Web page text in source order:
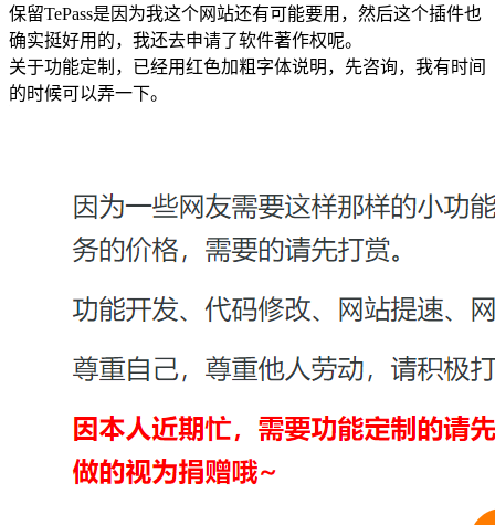
保留TePass是因为我这个网站还有可能要用，然后这个插件也
确实挺好用的，我还去申请了软件著作权呢。
关于功能定制，已经用红色加粗字体说明，先咨询，我有时间
的时候可以弄一下。